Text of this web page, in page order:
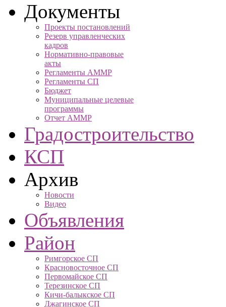
Документы
Проекты постановлений
Резерв управленческих
кадров
Нормативно-правовые
акты
Регламенты АММР
Регламенты СП
Бюджет
Муниципальные целевые
программы
Отчет АММР
Градостроительство
КСП
Архив
Новости
Видео
Объявления
Район
Римгорское СП
Красновосточное СП
Первомайское СП
Терезинское СП
Кичи-балыкское СП
Джагинское СП